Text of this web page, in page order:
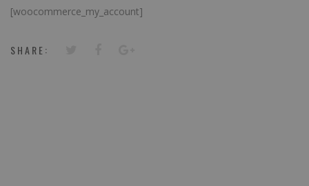
[woocommerce_my_account]
SHARE: